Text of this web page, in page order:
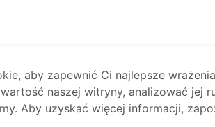
aby zapewnić Ci najlepsze
naszej witryny, analizować jej
Aby uzyskać więcej informacji,